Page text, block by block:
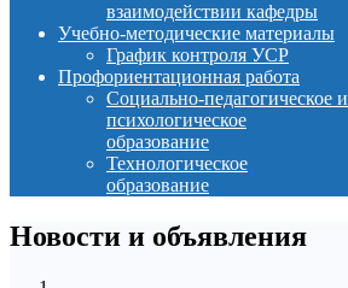
взаимодействии кафедры
Учебно-методические материалы
График контроля УСР
Профориентационная работа
Социально-педагогическое и
психологическое
образование
Технологическое
образование
Новости и объявления